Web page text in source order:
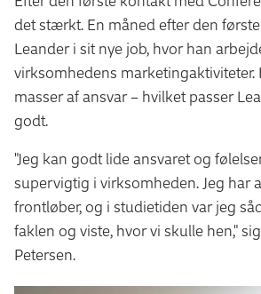
det stærkt. En måned efter den
Leander i sit nye job, hvor han
virksomhedens marketingaktiviteter.
masser af ansvar – hvilket passer
godt.
"Jeg kan godt lide ansvaret og
supervigtig i virksomheden. Jeg har
frontløber, og i studietiden var jeg
faklen og viste, hvor vi skulle hen,"
Petersen.